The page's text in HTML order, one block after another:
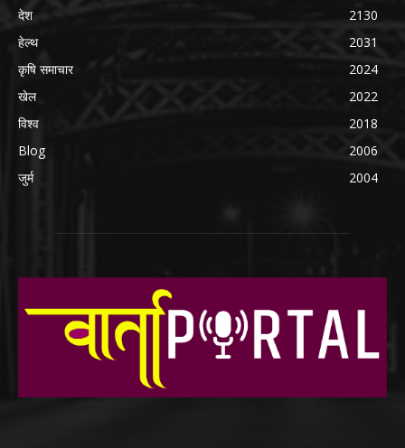
देश
2130
हेल्थ
2031
कृषि समाचार
2024
खेल
2022
विश्व
2018
Blog
2006
जुर्म
2004